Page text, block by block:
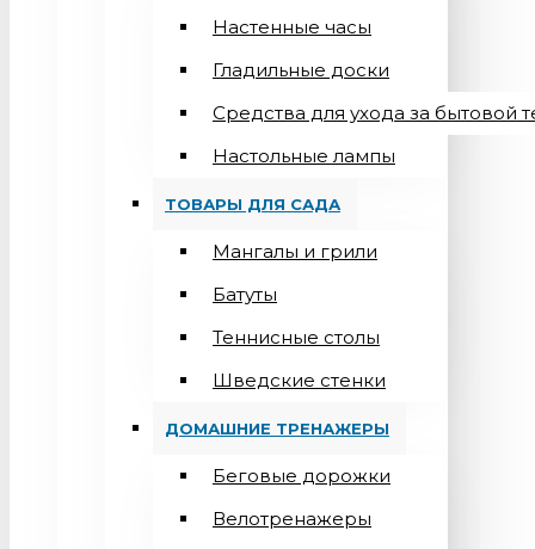
Настенные часы
Гладильные доски
Средства для ухода за бытовой
Настольные лампы
ТОВАРЫ ДЛЯ САДА
Мангалы и грили
Батуты
Теннисные столы
Шведские стенки
ДОМАШНИЕ ТРЕНАЖЕРЫ
Беговые дорожки
Велотренажеры